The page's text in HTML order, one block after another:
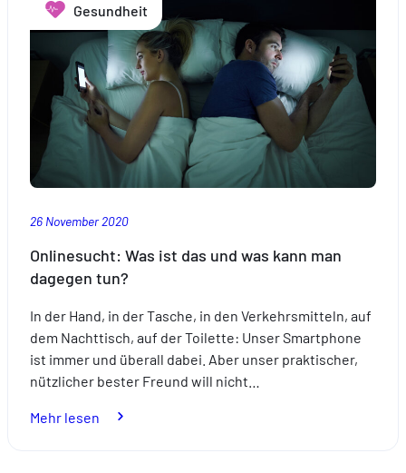
Kontakt
stärken
und
die
Umwelt
entlasten
Gesundheit
26 November 2020
Onlinesucht: Was ist das und was kann man
dagegen tun?
In der Hand, in der Tasche, in den Verkehrsmitteln, auf
dem Nachttisch, auf der Toilette: Unser Smartphone
ist immer und überall dabei. Aber unser praktischer,
nützlicher bester Freund will nicht…
Mehr lesen